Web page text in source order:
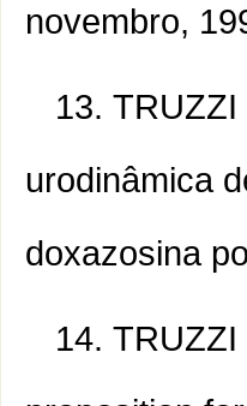
novembro,
TRUZZI
urodinâmica
doxazosina
TRUZZI